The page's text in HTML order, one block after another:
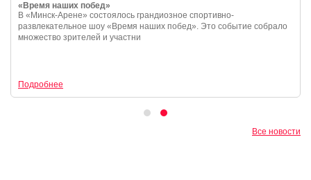
«Время наших побед»
В «Минск-Арене» состоялось грандиозное спортивно-
развлекательное шоу «Время наших побед». Это событие собрало
множество зрителей и участни
Подробнее
Все новости